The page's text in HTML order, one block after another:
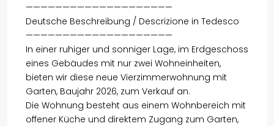
————————————————————
Deutsche Beschreibung / Descrizione in Tedesco
————————————————————
In einer ruhiger und sonniger Lage, im Erdgeschoss
eines Gebäudes mit nur zwei Wohneinheiten,
bieten wir diese neue Vierzimmerwohnung mit
Garten, Baujahr 2026, zum Verkauf an.
Die Wohnung besteht aus einem Wohnbereich mit
offener Küche und direktem Zugang zum Garten,